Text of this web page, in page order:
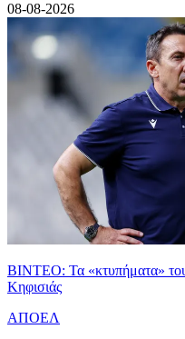
08-08-2026
ΒΙΝΤΕΟ: Τα «κτυπήματα»
Κηφισιάς
ΑΠΟΕΛ